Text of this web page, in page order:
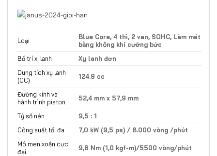
Loại
Blue Core, 4 thì, 2 van, SOHC, Làm mát
bằng không khí cưỡng bức
Bố trí xi lanh
Xy lanh đơn
Dung tích xy lanh
(CC)
124.9 cc
Đường kính và
hành trình piston
52,4 mm x 57,9 mm
Tỷ số nén
9,5 : 1
Công suất tối đa
7,0 kW (9,5 ps) / 8.000 vòng /phút
Mô men xoắn cực
đại
9,6 Nm (1,0 kgf-m)/5500 vòng/phút